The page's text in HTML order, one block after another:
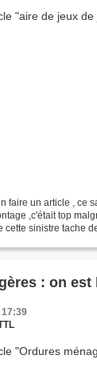
faire un article , ce
,c'était top
cette sinistre tache
17:39